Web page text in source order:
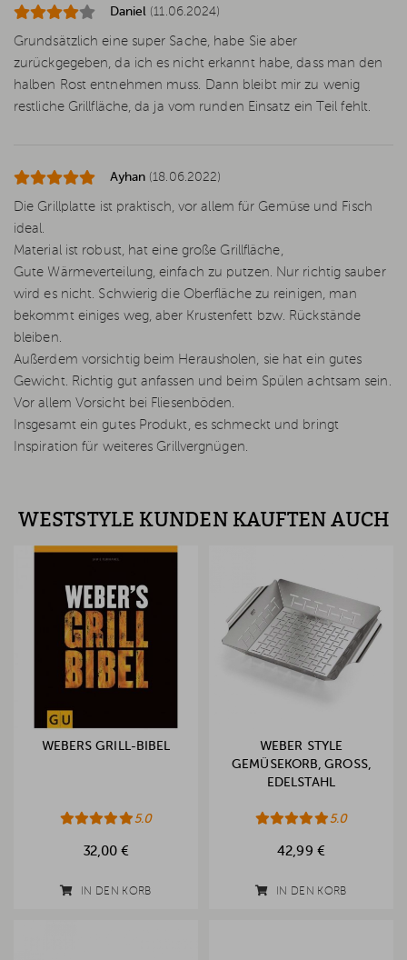
Daniel (11.06.2024)
Grundsätzlich eine super Sache, habe Sie aber
zurückgegeben, da ich es nicht erkannt habe, dass man den
halben Rost entnehmen muss. Dann bleibt mir zu wenig
restliche Grillfläche, da ja vom runden Einsatz ein Teil fehlt.
Ayhan (18.06.2022)
Die Grillplatte ist praktisch, vor allem für Gemüse und Fisch
ideal.
Material ist robust, hat eine große Grillfläche,
Gute Wärmeverteilung, einfach zu putzen. Nur richtig sauber
wird es nicht. Schwierig die Oberfläche zu reinigen, man
bekommt einiges weg, aber Krustenfett bzw. Rückstände
bleiben.
Außerdem vorsichtig beim Herausholen, sie hat ein gutes
Gewicht. Richtig gut anfassen und beim Spülen achtsam sein.
Vor allem Vorsicht bei Fliesenböden.
Insgesamt ein gutes Produkt, es schmeckt und bringt
Inspiration für weiteres Grillvergnügen.
WESTSTYLE KUNDEN KAUFTEN AUCH
WEBERS GRILL-BIBEL
5.0
32,00 €
IN DEN KORB
WEBER STYLE
GEMÜSEKORB, GROSS, E
DELSTAHL
5.0
42,99 €
IN DEN KORB